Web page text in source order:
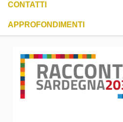
CONTATTI
APPROFONDIMENTI